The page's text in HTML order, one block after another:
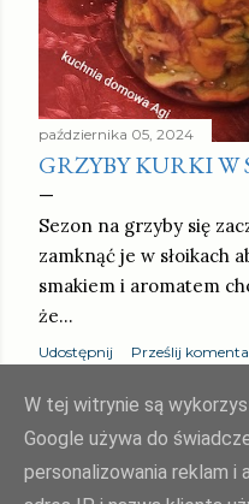
października 05, 2024
GRZYBY KURKI W
Sezon na grzyby się
zamknąć je w słoikach
smakiem i aromatem
że…
Udostępnij Prześlij
W tej witrynie są
Google używa do
personalizowania reklam i